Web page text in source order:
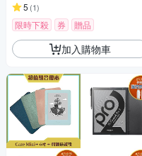
5 (1)
限時下殺 券 贈品
加入購物車